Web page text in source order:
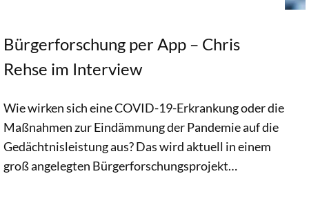
Bürgerforschung per App – Chris
Rehse im Interview
Wie wirken sich eine COVID-19-Erkrankung oder die
Maßnahmen zur Eindämmung der Pandemie auf die
Gedächtnisleistung aus? Das wird aktuell in einem
groß angelegten Bürgerforschungsprojekt